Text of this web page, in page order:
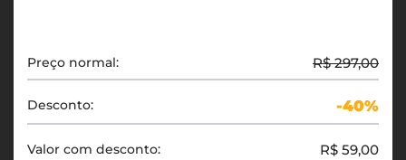
Preço normal: R$ 297,00
Desconto: -40%
Valor com desconto: R$ 59,00